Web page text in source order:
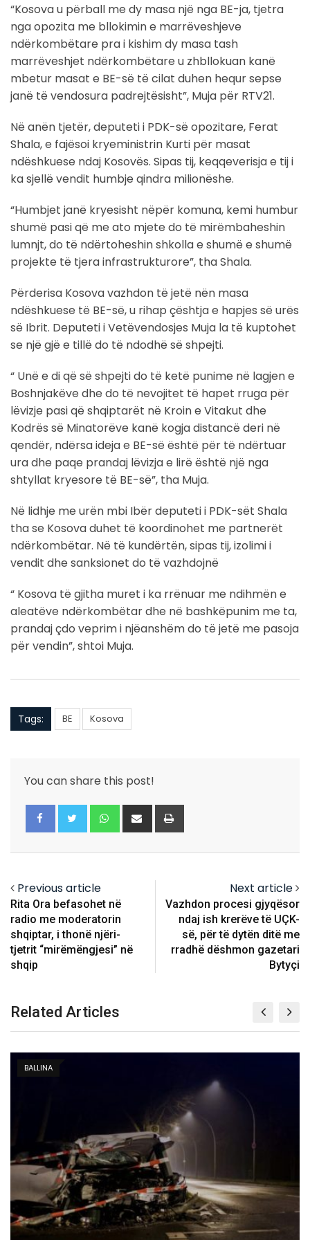
“Kosova u përball me dy masa një nga BE-ja, tjetra
nga opozita me bllokimin e marrëveshjeve
ndërkombëtare pra i kishim dy masa tash
marrëveshjet ndërkombëtare u zhbllokuan kanë
mbetur masat e BE-së të cilat duhen hequr sepse
janë të vendosura padrejtësisht”, Muja për RTV21.
Në anën tjetër, deputeti i PDK-së opozitare, Ferat
Shala, e fajësoi kryeministrin Kurti për masat
ndëshkuese ndaj Kosovës. Sipas tij, keqqeverisja e tij i
ka sjellë vendit humbje qindra milionëshe.
“Humbjet janë kryesisht nëpër komuna, kemi humbur
shumë pasi që me ato mjete do të mirëmbaheshin
lumnjt, do të ndërtoheshin shkolla e shumë e shumë
projekte të tjera infrastrukturore”, tha Shala.
Përderisa Kosova vazhdon të jetë nën masa
ndëshkuese të BE-së, u rihap çështja e hapjes së urës
së Ibrit. Deputeti i Vetëvendosjes Muja la të kuptohet
se një gjë e tillë do të ndodhë së shpejti.
“ Unë e di që së shpejti do të ketë punime në lagjen e
Boshnjakëve dhe do të nevojitet të hapet rruga për
lëvizje pasi që shqiptarët në Kroin e Vitakut dhe
Kodrës së Minatorëve kanë kogja distancë deri në
qendër, ndërsa ideja e BE-së është për të ndërtuar
ura dhe paqe prandaj lëvizja e lirë është një nga
shtyllat kryesore të BE-së”, tha Muja.
Në lidhje me urën mbi Ibër deputeti i PDK-sët Shala
tha se Kosova duhet të koordinohet me partnerët
ndërkombëtar. Në të kundërtën, sipas tij, izolimi i
vendit dhe sanksionet do të vazhdojnë
“ Kosova të gjitha muret i ka rrënuar me ndihmën e
aleatëve ndërkombëtar dhe në bashkëpunim me ta,
prandaj çdo veprim i njëanshëm do të jetë me pasoja
për vendin”, shtoi Muja.
Tags: BE Kosova
You can share this post!
Whatsapp
Share
via
Previous article
Rita Ora befasohet në
radio me moderatorin
shqiptar, i thonë njëri-
tjetrit “mirëmëngjesi” në
shqip
Next article
Vazhdon procesi gjyqësor
ndaj ish krerëve të UÇK-
së, për të dytën ditë me
rradhë dëshmon gazetari
Bytyçi
Related Articles
KOSOVË